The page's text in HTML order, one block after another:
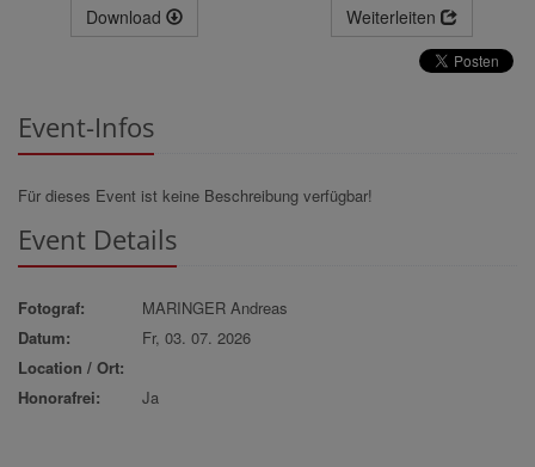
Download Weiterleiten
Event-Infos
Für dieses Event ist keine Beschreibung verfügbar!
Event Details
Fotograf:
MARINGER Andreas
Datum:
Fr, 03. 07. 2026
Location / Ort:
Honorafrei:
Ja